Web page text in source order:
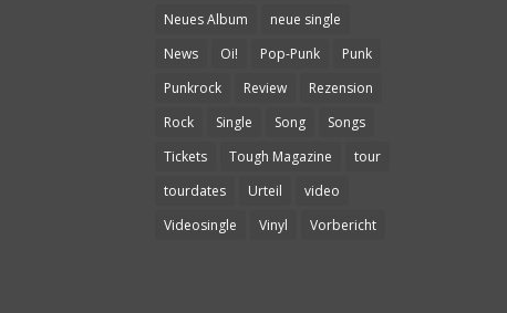
Neues Album
neue single
News
Oi! Pop-Punk
Punk
Punkrock
Review
Rezension
Rock
Single Song
Songs
Tickets
Tough Magazine
tour
tourdates
Urteil
video
Videosingle
Vinyl Vorbericht